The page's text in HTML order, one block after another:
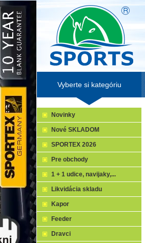
Novinky
Nové SKLADOM
SPORTEX 2026
Pre obchody
1 + 1 udice, navijaky,...
Likvidácia skladu
Kapor
Feeder
Dravci
Vyberte si kategóriu